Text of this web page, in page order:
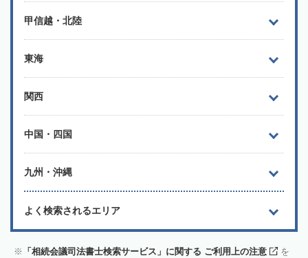
甲信越・北陸
東海
関西
中国・四国
九州・沖縄
よく検索されるエリア
「相続会議司法書士検索サービス」に関する ご利用上の注意
を